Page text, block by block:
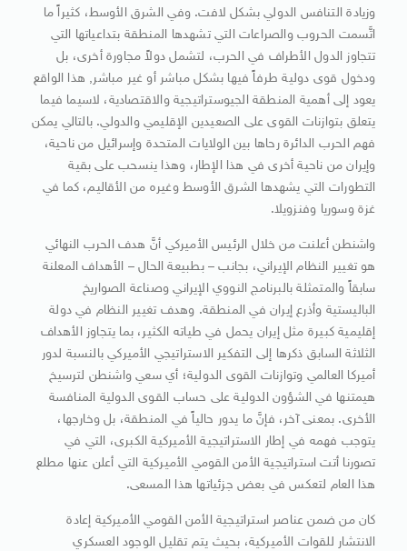
وزيادة التنافس الدولي بشكل لافت. وفي الشرق الأوسط، كثيراً ما
اتَّسمت الحروب والصراعات التي تشهدها المنطقة بتداعياتها التي
تتجاوز الدول الأطراف في الحرب، لتشمل دولاً مجاورة أخرى، بل
ودخول قوى دولية طرفاً فيها بشكل مباشر أو غير مباشر, هذا الواقع
يعود إلى أهمية المنطقة الجيوستراتيجية والاقتصادية، لاسيما فيما
يتعلق بتوازنات القوى على الصعيدين الإقليمي والدولي. بالتالي يمكن
فهم الحرب الدائرة رحاها بين الولايات المتحدة وإسرائيل من ناحية،
وإيران من ناحية أخرى في هذا الإطار، وهذا ينسحب على بقية
التطورات التي يشهدها الشرق الأوسط وغيره من الأقاليم، كما في
غزة وسوريا وفنزويلا.
واشنطن أعلنت من خلال الرئيس الأميركي أنَّ هدف الحرب النهائي
هو تغيير النظام الإيراني، بجانب – بطبيعة الحال – الأهداف المعلنة
سابقاً والمتمثلة بالبرنامج النووي الإيراني وصناعة الصواريخ
الباليستية وأذرع إيران في المنطقة. وهدف تغيير النظام في دولة
إقليمية كبيرة مثل إيران يحمل في طياته الكثير، بما يتجاوز الأهداف
الثلاثة السابق ذكرها إلى التفكير الاستراتيجي الأميركي بالنسبة لدور
أميركا العالمي وتوازنات القوى الدولية؛ أي سعي واشنطن لترسيخ
هيمتنها في الشؤون الدولية على حساب القوى الدولية المنافسة
الأخرى. بمعنى آخر، فإنَّ ما يدور حالياً في المنطقة، بل وخارجها،
يتوجب فهمه في إطار الاستراتيجية الأميركية الكبرى، التي في
تصورنا أتت استراتيجية الأمن القومي الأميركية التي أعلن عنها مطلع
هذا العام لتعكس في بعض جزئياتها هذا المسعى.
كان من ضمن عناصر استراتيجية الأمن القومي الأميركية إعادة
الانتشار للقوات الأميركية، بحيث يتم تقليل الوجود العسكري